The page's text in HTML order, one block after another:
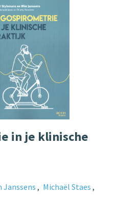
in je klinische
Janssens
Michaël Staes